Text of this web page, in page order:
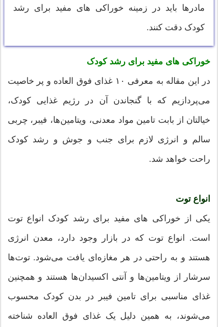
مادرها باید در زمینه خوراکی های مفید برای رشد
کودک دقت کنند.
خوراکی های مفید برای رشد کودک
در این مقاله به معرفی ۱۰ غذای فوق العاده و پر خاصیت
می‌پردازیم که با گنجاندن آن در رژیم غذایی کودک،
خیالتان از بابت تامین مواد معدنی، ویتامین‌ها، فیبر، چربی
سالم و انرژی لازم برای جنب و جوش و رشد کودک
راحت خواهد شد.
انواع توت
یکی از خوراکی های مفید برای رشد کودک انواع توت
است. انواع توت که در بازار وجود دارد، معدن انرژی
هستند و به راحتی در هر مغازه‌ای یافت می‌شود. توت‌ها
سرشار از ویتامین‌ها و آنتی‌ اکسیدان‌ها هستند و همچنین
غذای مناسبی برای تامین فیبر در بدن کودک محسوب
می‌شوند، به همین دلیل یک غذای فوق العاده شناخته